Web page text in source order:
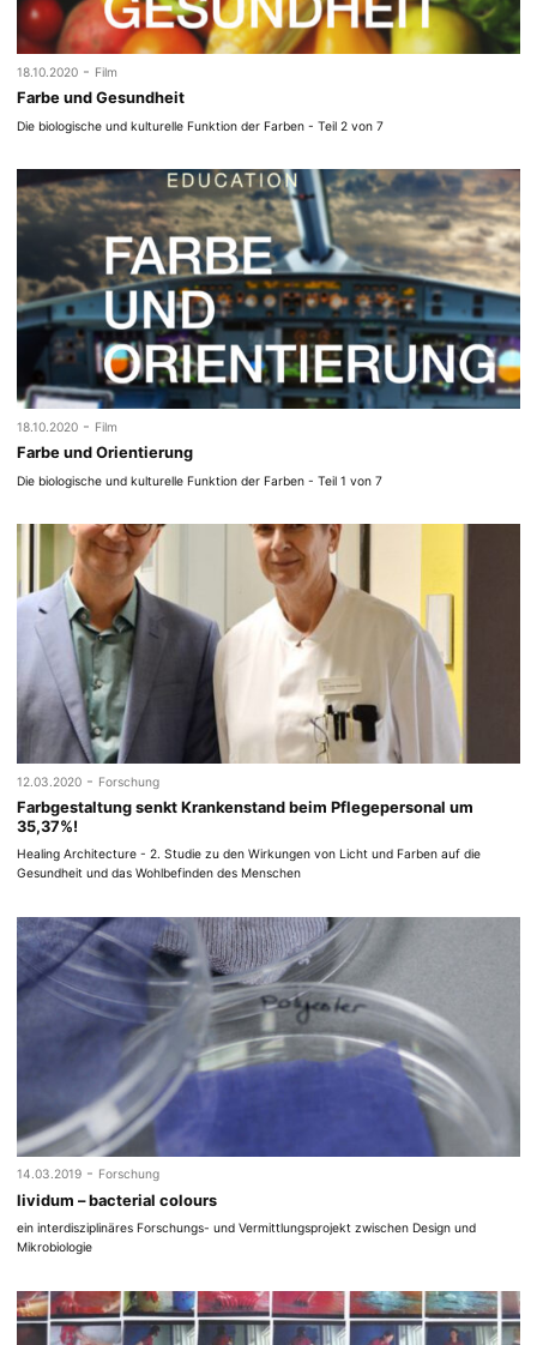
18.10.2020 - Film
Farbe und Gesundheit
Die biologische und kulturelle Funktion der Farben - Teil 2 von 7
18.10.2020 - Film
Farbe und Orientierung
Die biologische und kulturelle Funktion der Farben - Teil 1 von 7
12.03.2020 - Forschung
Farbgestaltung senkt Krankenstand beim Pflegepersonal um
35,37%!
Healing Architecture - 2. Studie zu den Wirkungen von Licht und Farben auf die
Gesundheit und das Wohlbefinden des Menschen
14.03.2019 - Forschung
lividum – bacterial colours
ein interdisziplinäres Forschungs- und Vermittlungsprojekt zwischen Design und
Mikrobiologie